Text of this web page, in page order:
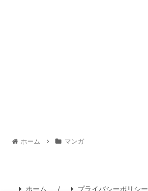
ホーム マンガ
ホーム プライバシーポリシー